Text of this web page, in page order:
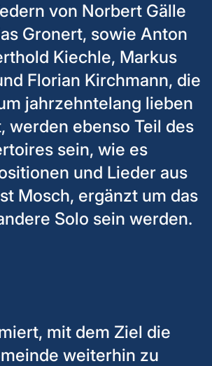
von Norbert Gälle
Gronert, sowie Anton
Kiechle, Markus
Florian Kirchmann, die
jahrzehntelang lieben
werden ebenso Teil des
sein, wie es
und Lieder aus
Mosch, ergänzt um das
Solo sein werden.
mit dem Ziel die
weiterhin zu